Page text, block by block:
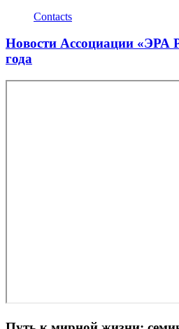
Contacts
Новости Ассоциации «ЭРА
года